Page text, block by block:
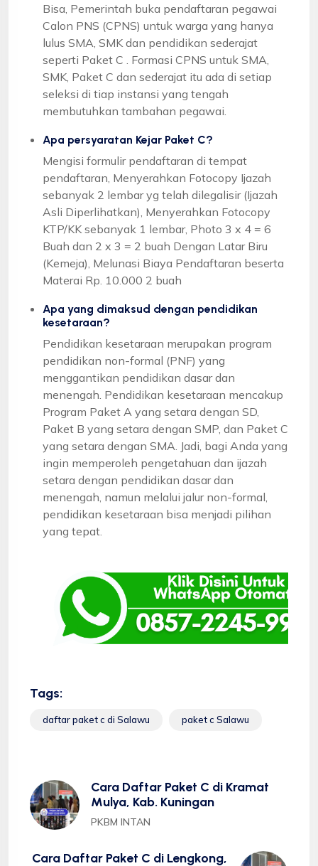
Bisa, Pemerintah buka pendaftaran pegawai
Calon PNS (CPNS) untuk warga yang hanya
lulus SMA, SMK dan pendidikan sederajat
seperti Paket C . Formasi CPNS untuk SMA,
SMK, Paket C dan sederajat itu ada di setiap
seleksi di tiap instansi yang tengah
membutuhkan tambahan pegawai.
Apa persyaratan Kejar Paket C?
Mengisi formulir pendaftaran di tempat
pendaftaran, Menyerahkan Fotocopy Ijazah
sebanyak 2 lembar yg telah dilegalisir (Ijazah
Asli Diperlihatkan), Menyerahkan Fotocopy
KTP/KK sebanyak 1 lembar, Photo 3 x 4 = 6
Buah dan 2 x 3 = 2 buah Dengan Latar Biru
(Kemeja), Melunasi Biaya Pendaftaran beserta
Materai Rp. 10.000 2 buah
Apa yang dimaksud dengan pendidikan
kesetaraan?
Pendidikan kesetaraan merupakan program
pendidikan non-formal (PNF) yang
menggantikan pendidikan dasar dan
menengah. Pendidikan kesetaraan mencakup
Program Paket A yang setara dengan SD,
Paket B yang setara dengan SMP, dan Paket C
yang setara dengan SMA. Jadi, bagi Anda yang
ingin memperoleh pengetahuan dan ijazah
setara dengan pendidikan dasar dan
menengah, namun melalui jalur non-formal,
pendidikan kesetaraan bisa menjadi pilihan
yang tepat.
Tags:
daftar paket c di Salawu paket c Salawu
Cara Daftar Paket C di Kramat
Mulya, Kab. Kuningan
PKBM INTAN
Cara Daftar Paket C di Lengkong,